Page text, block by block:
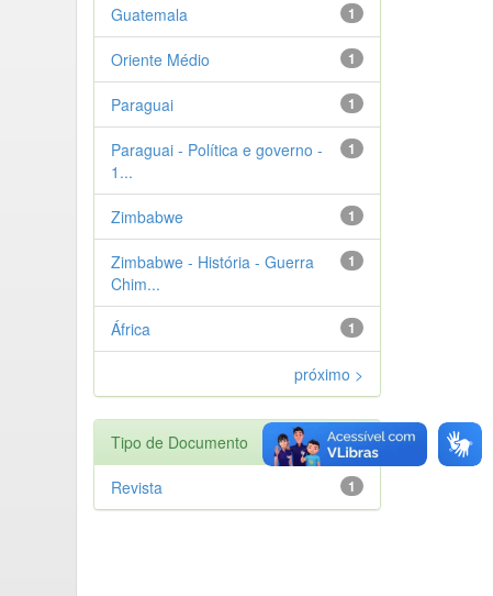
1
Guatemala
1
Oriente Médio
1
Paraguai
1
Paraguai - Política e governo -
1...
1
Zimbabwe
1
Zimbabwe - História - Guerra
Chim...
1
África
próximo >
Tipo de Documento
1
Revista